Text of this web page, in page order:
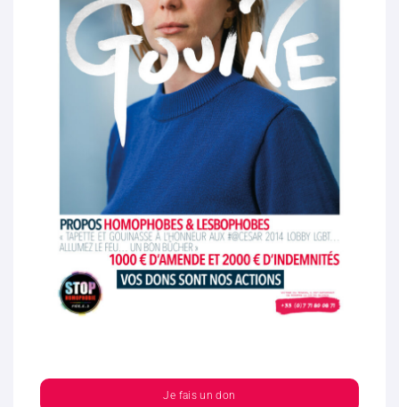
Je fais un don